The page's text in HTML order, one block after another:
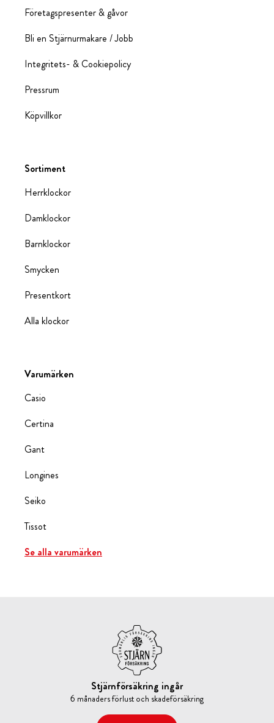
Företagspresenter & gåvor
Bli en Stjärnurmakare / Jobb
Integritets- & Cookiepolicy
Pressrum
Köpvillkor
Sortiment
Herrklockor
Damklockor
Barnklockor
Smycken
Presentkort
Alla klockor
Varumärken
Casio
Certina
Gant
Longines
Seiko
Tissot
Se alla varumärken
Stjärnförsäkring ingår
6 månaders förlust och skadeförsäkring